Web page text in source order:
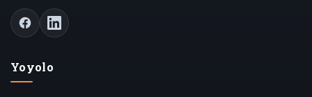
Yoyolo